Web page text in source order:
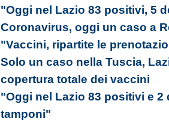
"Oggi nel Lazio 83 positivi, 5
Coronavirus, oggi un caso a
"Vaccini, ripartite le
Solo un caso nella Tuscia,
copertura totale dei vaccini
"Oggi nel Lazio 83 positivi e
tamponi"